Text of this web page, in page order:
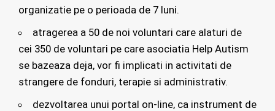
organizatie pe o perioada de 7 luni.
atragerea a 50 de noi voluntari care alaturi de
cei 350 de voluntari pe care asociatia Help Autism
se bazeaza deja, vor fi implicati in activitati de
strangere de fonduri, terapie si administrativ.
dezvoltarea unui portal on-line, ca instrument de